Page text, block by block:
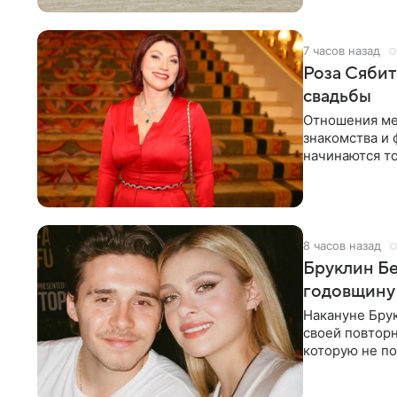
7 часов назад
Роза
свадьбы
Отношения
знакомства
начинаются
8 часов назад
Бруклин
Накануне
своей
которую не